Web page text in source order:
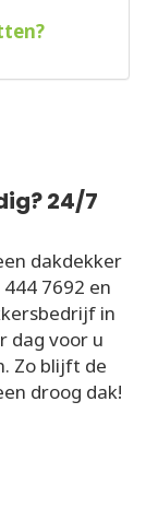
24/7
dakdekker
7692 en
in
dag voor u
Zo blijft de
droog dak!